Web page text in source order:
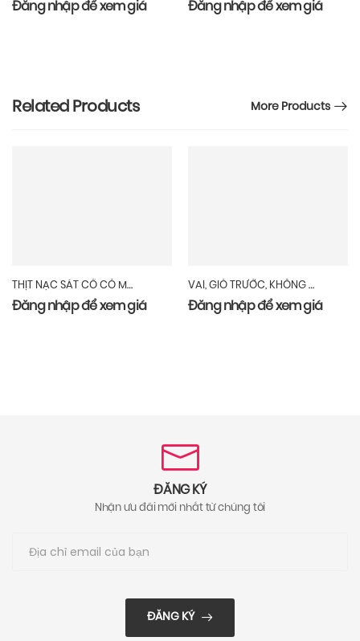
Đăng nhập để xem giá Đăng nhập để xem giá
Related Products More Products
THỊT NẠC SÁT CỔ CÓ MỠ NGOÀI
Đăng nhập để xem giá
VAI, GIÒ TRƯỚC, KHÔNG MÓNG
Đăng nhập để xem giá
ĐĂNG KÝ
Nhận ưu đãi mới nhất từ chúng tôi
ĐĂNG KÝ